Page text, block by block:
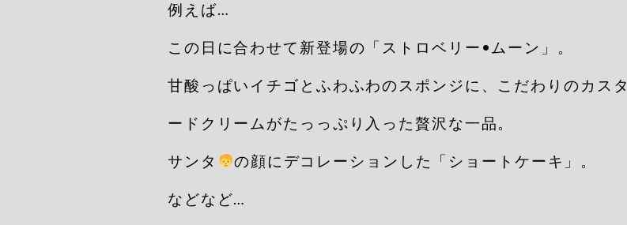
例えば…
この日に合わせて新登場の「ストロベリー•ムーン」。
甘酸っぱいイチゴとふわふわのスポンジに、こだわりのカスタ
ードクリームがたっっぷり入った贅沢な一品。
サンタ ‍の顔にデコレーションした「ショートケーキ」。
などなど…